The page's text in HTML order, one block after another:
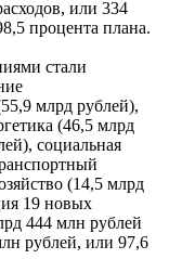
или 334
процента плана.
стали
млрд рублей),
(46,5 млрд
социальная
(14,5 млрд
19 новых
444 млн рублей
рублей, или 97,6